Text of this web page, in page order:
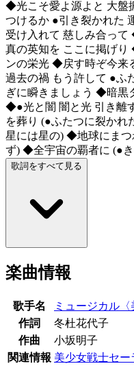
◆光こそ愛よ源よと 大盤
つけるか ●引き裂かれた
受け入れて 慈しみ合っ
真の英知を ここに掲げ
ンの栄光 ◆戻す時ぞ今来
過去の禍 もう許して ●ふ
ぎに瞬きましょう ◆暗黒
◆●光と闇 闇と光 引き離
を葬り (●ふたつに裂か
星には星の) ◆地球にまつ
ず) ◆全宇宙の覇者に (●
歌詞をすべて見る
楽曲情報
歌手名
ミュージカル〈
作詞
冬杜花代子
作曲
小坂明子
関連情報 美少女戦士セー